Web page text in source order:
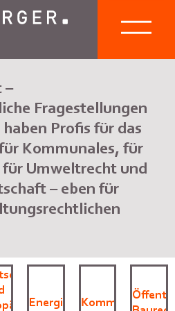
–
Fragestellungen
Profis für das
Kommunales, für
für Umweltrecht und
– eben für
Energiewirtschaftsrecht